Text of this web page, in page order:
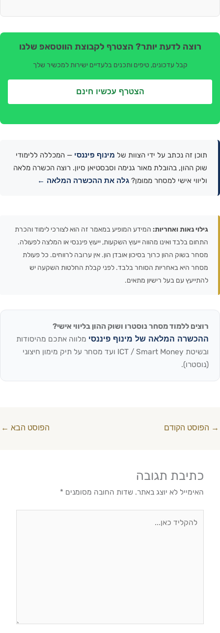
רוצה לדעת יותר? הצטרף לקבוצת הווטסאפ שלנו
קבל עדכונים, טיפים ותכנים בלעדיים ישירות למכשיר שלך
הצטרף עכשיו חינם
תוכן זה נכתב על ידי הצוות של מינוף פיננסי — המכללה ללימודי
שוק ההון, בהובלת מאור גנימה וסבסטיאן סיון. רוצה הכשרה מלאה
וליווי אישי למסחר ממומן? גלה את ההכשרה המלאה ←
גילוי נאות ואחריות: המידע המופיע במאמר זה הוא לצורכי לימוד והכרת
התחום בלבד ואינו מהווה ייעוץ השקעות, ייעוץ פיננסי או המלצה לפעולה.
מסחר בשוק ההון כרוך בסיכון אובדן הון. אין ערובה לרווחים. כל פעולת
מסחר היא באחריות הסוחר בלבד. לפני קבלת החלטות השקעה יש
להתייעץ עם בעל רישיון מתאים.
רוצים ללמוד מסחר נוסטרו ושוק ההון בליווי אישי?
ההכשרה המלאה של מינוף פיננסי מלווה אתכם מהיסודות
ובשיטת ICT / Smart Money ועד מסחר על תיק מימון חיצוני
(נוסטרו).
→ הפוסט הקודם הפוסט הבא ←
כתיבת תגובה
האימייל לא יוצג באתר. שדות החובה מסומנים *